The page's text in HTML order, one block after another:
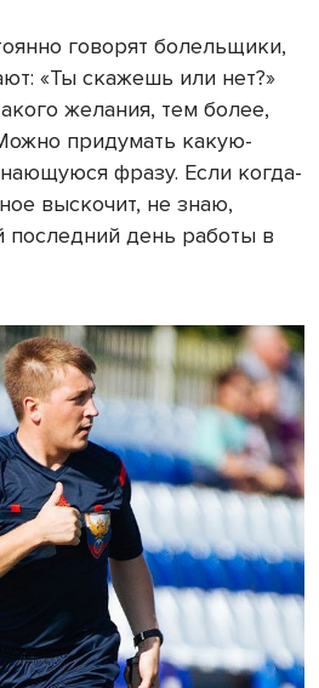
говорят болельщики,
«Ты скажешь или нет?»
желания, тем более,
придумать какую-
фразу. Если когда-
выскочит, не знаю,
последний день работы в